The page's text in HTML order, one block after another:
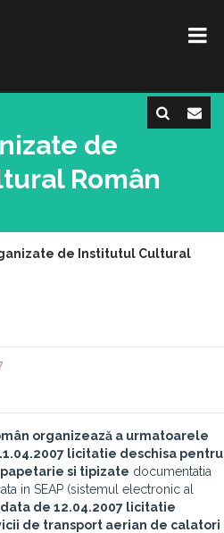
de
Român
de Institutul Cultural
organizează a urmatoarele
licitatie deschisa pentru
si tipizate documentatia
in SEAP (sistemul electronic al
de 12.04.2007 licitatie
de transport aerian de calatori